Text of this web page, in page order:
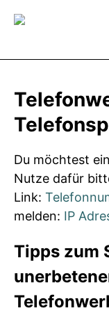
Du möchtest
Nutze dafür
Link:
melden: IP
Tipps zum